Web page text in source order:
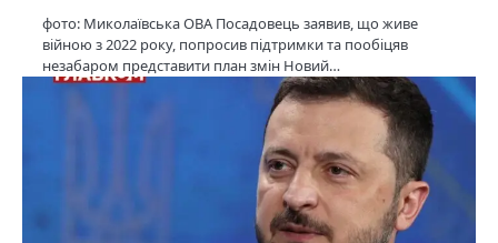
фото: Миколаївська ОВА Посадовець заявив, що живе
війною з 2022 року, попросив підтримки та пообіцяв
незабаром представити план змін Новий…